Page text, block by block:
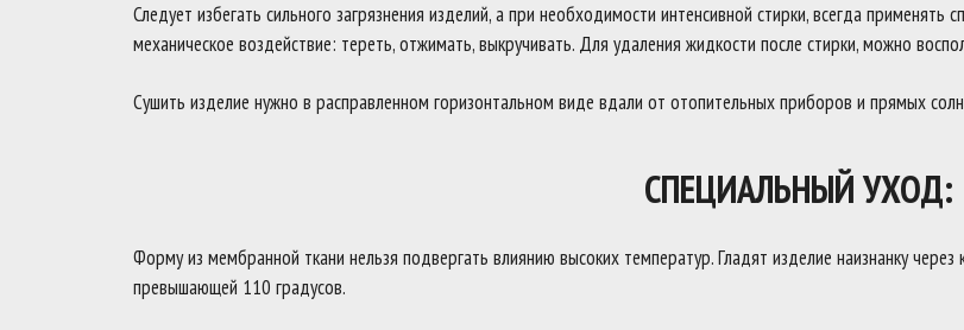
Следует избегать сильного загрязнения изделий, а при необходимости интенсивной стирки, всегда
механическое воздействие: тереть, отжимать, выкручивать. Для удаления жидкости после стирки, можно
Сушить изделие нужно в расправленном горизонтальном виде вдали от отопительных приборов и прямых
СПЕЦИАЛЬНЫЙ УХОД:
Форму из мембранной ткани нельзя подвергать влиянию высоких температур. Гладят изделие наизнанку
превышающей 110 градусов.